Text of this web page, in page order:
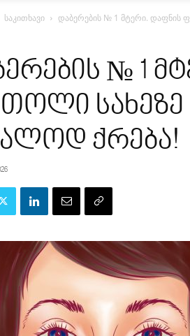
საკითხავი დაბერების № 1 მტერი. დაფნის
№ 1
სახეზე
ქრება!